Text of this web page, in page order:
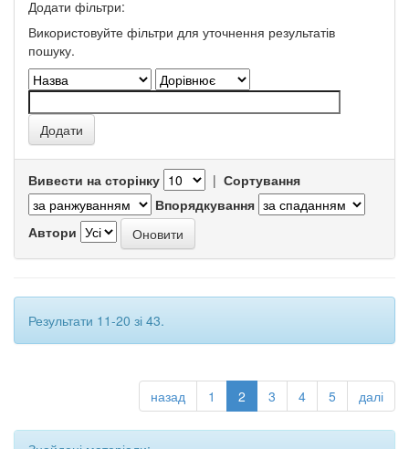
Додати фільтри:
Використовуйте фільтри для уточнення результатів
пошуку.
Вивести на сторінку | Сортування
Впорядкування
Автори
Результати 11-20 зі 43.
назад 1 2 3 4 5 далі